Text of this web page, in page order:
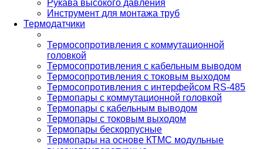
Рукава высокого давления
Инструмент для монтажа труб
Термодатчики
Термосопротивления с коммутационной
головкой
Термосопротивления с кабельным выводом
Термосопротивления с токовым выходом
Термосопротивления с интерфейсом RS-485
Термопары с коммутационной головкой
Термопары с кабельным выводом
Термопары с токовым выходом
Термопары бескорпусные
Термопары на основе КТМС модульные